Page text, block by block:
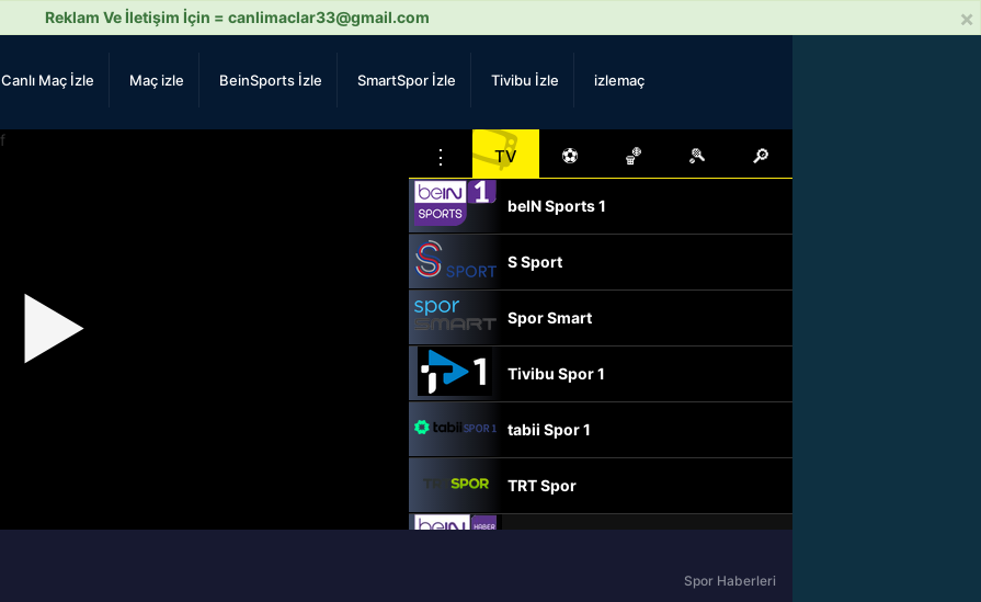
×
Reklam Ve İletişim İçin = canlimaclar33@gmail.com
Canlı Maç İzle Maç izle BeinSports İzle SmartSpor İzle Tivibu İzle izlemaç
▶
⋮ 📺
TV ⚽ 🏀 🎾 🔎
beIN Sports 1
S Sport
Spor Smart
Tivibu Spor 1
tabii Spor 1
TRT Spor
Spor Haberleri